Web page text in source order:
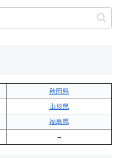
秋田県
山形県
福島県
–